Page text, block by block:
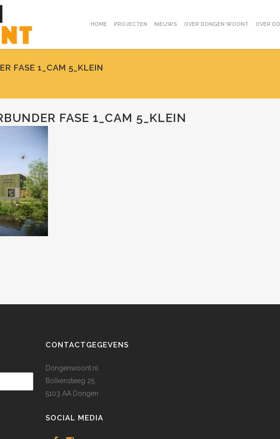
HOME PROJECTEN NIEUWS OVER DONGEN WOONT OVER
FASE 1_CAM 5_KLEIN
FASE 1_CAM 5_KLEIN
CONTACTGEGEVENS
Dongenwoont.nl
Bolkensteeg 25
5103 AA Dongen
SOCIAL MEDIA